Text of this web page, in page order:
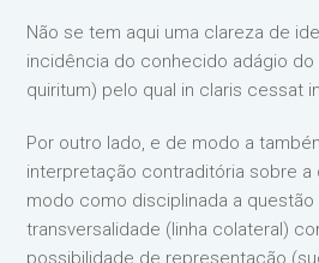
Não se tem aqui uma clareza de
incidência do conhecido adágio do
quiritum) pelo qual in claris cessat
Por outro lado, e de modo a
interpretação contraditória sobre a
modo como disciplinada a
transversalidade (linha colateral)
possibilidade de representação